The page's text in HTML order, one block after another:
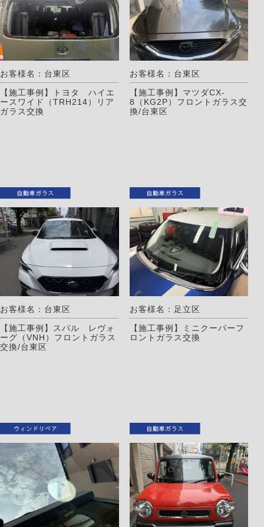
お客様名：台東区
【施工事例】トヨタ ハイエ
ースワイド（TRH214）リア
ガラス交換
お客様名：台東区
【施工事例】マツダCX-
8（KG2P）フロントガラス交
換/台東区
お客様名：台東区
【施工事例】スバル レヴォ
ーグ（VNH）フロントガラス
交換/台東区
お客様名：足立区
【施工事例】ミニクーパーフ
ロントガラス交換